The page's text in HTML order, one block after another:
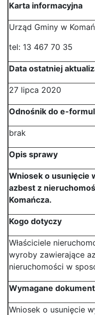
Karta informacyjna
Urząd Gminy w
tel: 13 467 70 35
Data ostatniej
27 lipca 2020
Odnośnik do e-
brak
Opis sprawy
Wniosek o usunięcie
azbest z
Komańcza.
Kogo dotyczy
Właściciele
wyroby zawierające
nieruchomości w
Wymagane
Wniosek o usunięcie